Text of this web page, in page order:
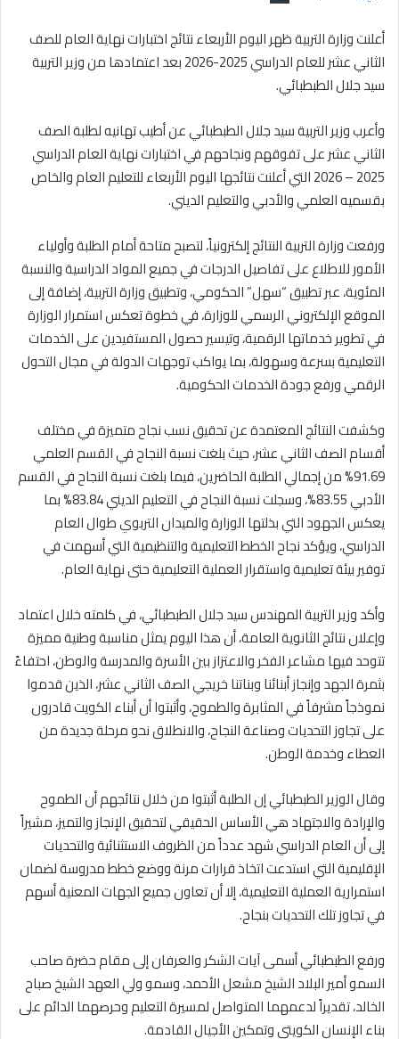
أعلنت وزارة التربية ظهر اليوم الأربعاء نتائج اختبارات نهاية العام للصف
الثاني عشر للعام الدراسي 2025-2026 بعد اعتمادها من وزير التربية
سيد جلال الطبطبائي.
وأعرب وزير التربية سيد جلال الطبطبائي عن أطيب تهانيه لطلبة الصف
الثاني عشر على تفوقهم ونجاحهم في اختبارات نهاية العام الدراسي
2025 – 2026 التي أعلنت نتائجها اليوم الأربعاء للتعليم العام والخاص
بقسميه العلمي والأدبي والتعليم الديني.
ورفعت وزارة التربية النتائج إلكترونياً، لتصبح متاحة أمام الطلبة وأولياء
الأمور للاطلاع على تفاصيل الدرجات في جميع المواد الدراسية والنسبة
المئوية، عبر تطبيق “سهل” الحكومي، وتطبيق وزارة التربية، إضافة إلى
الموقع الإلكتروني الرسمي للوزارة، في خطوة تعكس استمرار الوزارة
في تطوير خدماتها الرقمية، وتيسير حصول المستفيدين على الخدمات
التعليمية بسرعة وسهولة، بما يواكب توجهات الدولة في مجال التحول
الرقمي ورفع جودة الخدمات الحكومية.
وكشفت النتائج المعتمدة عن تحقيق نسب نجاح متميزة في مختلف
أقسام الصف الثاني عشر، حيث بلغت نسبة النجاح في القسم العلمي
91.69% من إجمالي الطلبة الحاضرين، فيما بلغت نسبة النجاح في القسم
الأدبي 83.55%، وسجلت نسبة النجاح في التعليم الديني 83.84% بما
يعكس الجهود التي بذلتها الوزارة والميدان التربوي طوال العام
الدراسي، ويؤكد نجاح الخطط التعليمية والتنظيمية التي أسهمت في
توفير بيئة تعليمية واستقرار العملية التعليمية حتى نهاية العام.
وأكد وزير التربية المهندس سيد جلال الطبطبائي، في كلمته خلال اعتماد
وإعلان نتائج الثانوية العامة، أن هذا اليوم يمثل مناسبة وطنية مميزة
تتوحد فيها مشاعر الفخر والاعتزاز بين الأسرة والمدرسة والوطن، احتفاءً
بثمرة الجهد وإنجاز أبنائنا وبناتنا خريجي الصف الثاني عشر، الذين قدموا
نموذجاً مشرفاً في المثابرة والطموح، وأثبتوا أن أبناء الكويت قادرون
على تجاوز التحديات وصناعة النجاح، والانطلاق نحو مرحلة جديدة من
العطاء وخدمة الوطن.
وقال الوزير الطبطبائي إن الطلبة أثبتوا من خلال نتائجهم أن الطموح
والإرادة والاجتهاد هي الأساس الحقيقي لتحقيق الإنجاز والتميز، مشيراً
إلى أن العام الدراسي شهد عدداً من الظروف الاستثنائية والتحديات
الإقليمية التي استدعت اتخاذ قرارات مرنة ووضع خطط مدروسة لضمان
استمرارية العملية التعليمية، إلا أن تعاون جميع الجهات المعنية أسهم
في تجاوز تلك التحديات بنجاح.
ورفع الطبطبائي أسمى آيات الشكر والعرفان إلى مقام حضرة صاحب
السمو أمير البلاد الشيخ مشعل الأحمد، وسمو ولي العهد الشيخ صباح
الخالد، تقديراً لدعمهما المتواصل لمسيرة التعليم وحرصهما الدائم على
بناء الإنسان الكويتي وتمكين الأجيال القادمة.